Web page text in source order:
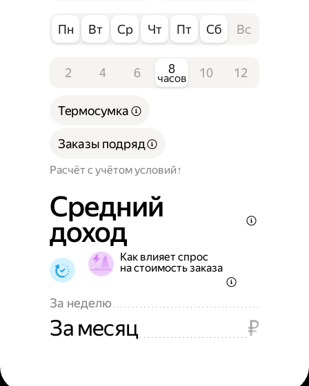
Пн Вт Ср Чт Пт Сб Вс
2 4 6 8
часов 10 12
Расчёт с учётом условий
Термосумка
Заказы подряд
Средний
доход
Как влияет спрос
на стоимость заказа
За неделю
За месяц ₽